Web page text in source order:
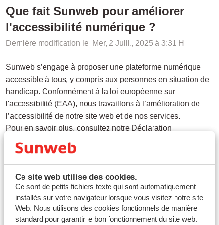
Ce site web utilise des cookies.
Ce sont de petits fichiers texte qui sont automatiquement
installés sur votre navigateur lorsque vous visitez notre site
Web. Nous utilisons des cookies fonctionnels de manière
standard pour garantir le bon fonctionnement du site web.
Que fait Sunweb pour améliorer
l'accessibilité numérique ?
Dernière modification le Mer, 2 Juill., 2025 à 3:31 H
Sunweb s’engage à proposer une plateforme numérique
accessible à tous, y compris aux personnes en situation de
handicap. Conformément à la loi européenne sur
l'accessibilité (EAA), nous travaillons à l’amélioration de
l’accessibilité de notre site web et de nos services.
Pour en savoir plus, consultez notre Déclaration
d’accessibilité
, dans laquelle nous expliquons notre
engagement et nos objectifs.
Questions sur le même sujet
Questions connexes